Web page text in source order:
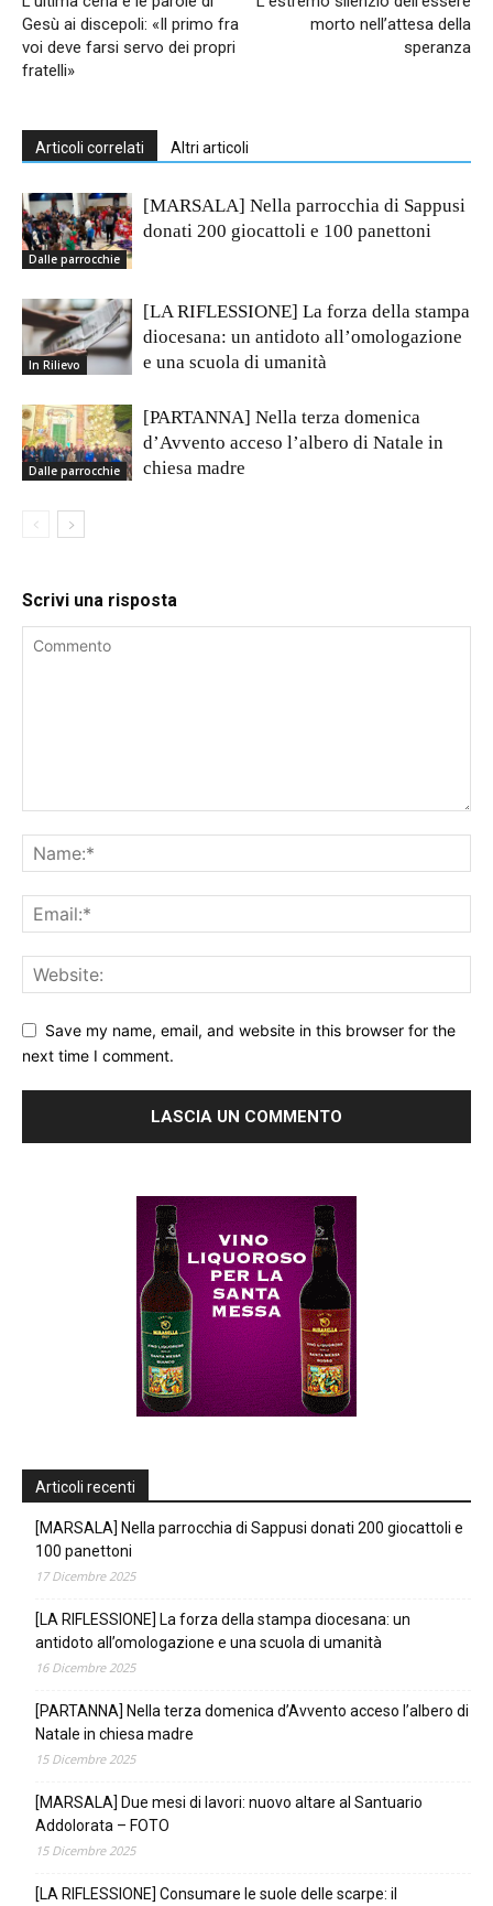
Gesù ai discepoli: «Il primo fra
voi deve farsi servo dei propri
fratelli»
morto nell’attesa della
speranza
Articoli correlati Altri articoli
Dalle parrocchie
[MARSALA] Nella parrocchia di Sappusi
donati 200 giocattoli e 100 panettoni
In Rilievo
[LA RIFLESSIONE] La forza della stampa
diocesana: un antidoto all’omologazione
e una scuola di umanità
Dalle parrocchie
[PARTANNA] Nella terza domenica
d’Avvento acceso l’albero di Natale in
chiesa madre
Scrivi una risposta
Save my name, email, and website in this browser for the
next time I comment.
Articoli recenti
[MARSALA] Nella parrocchia di Sappusi donati 200 giocattoli e
100 panettoni
17 Dicembre 2025
[LA RIFLESSIONE] La forza della stampa diocesana: un
antidoto all’omologazione e una scuola di umanità
16 Dicembre 2025
[PARTANNA] Nella terza domenica d’Avvento acceso l’albero di
Natale in chiesa madre
15 Dicembre 2025
[MARSALA] Due mesi di lavori: nuovo altare al Santuario
Addolorata – FOTO
15 Dicembre 2025
[LA RIFLESSIONE] Consumare le suole delle scarpe: il